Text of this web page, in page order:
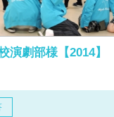
演劇部様【2014】